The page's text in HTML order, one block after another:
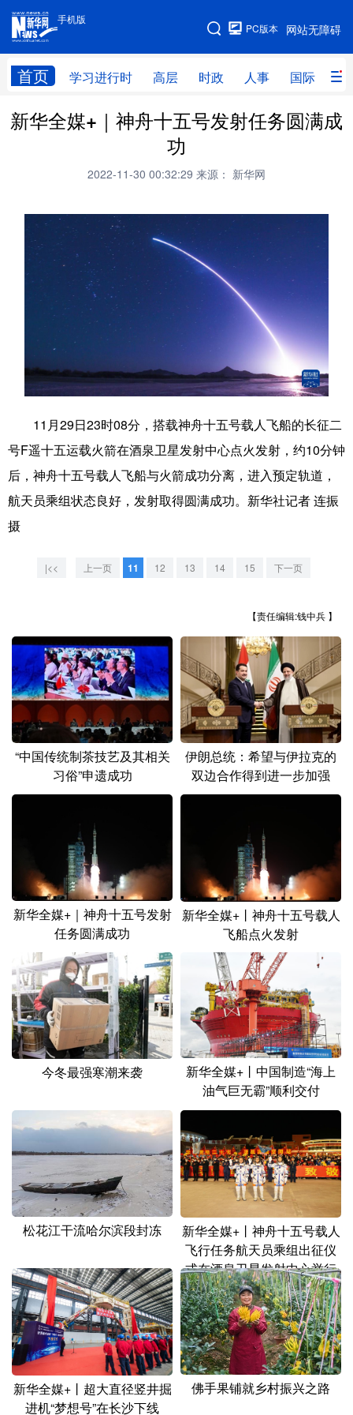
手机版
网站无障碍
PC版本
首页 学习进行时 高层 时政 人事 国际 财
手机版
网站地图
学习进行时 高层 时政 人事
全球连线
科技 科创 量子 体育
书画
视频 图片 政务
法律 中央文件 汽车
食品 数字经济
学术中国 乡村振兴 银龄 溯源中国
城市 旅游 能源 会展
彩票 娱乐 时尚 悦读
公益 一带一路 亚太网 上市公司
地方频道
山西
辽宁 吉林 上海
浙江 安徽 福建 江西
山东 河南 湖北 湖南
广东 广西 海南 重庆
四川 贵州 云南 西藏
多语种频道
English Español Français عربى
Русский язык 日本語
Deutsch Português
新华全媒+｜神舟十五号发射任务圆满成
功
2022-11-30 00:32:29 来源： 新华网
11月29日23时08分，搭载神舟十五号载人飞船的长征二
号F遥十五运载火箭在酒泉卫星发射中心点火发射，约10分钟
后，神舟十五号载人飞船与火箭成功分离，进入预定轨道，
航天员乘组状态良好，发射取得圆满成功。新华社记者 连振
摄
|<< 上一页 11 12 13 14 15 下一页
【责任编辑:钱中兵 】
“中国传统制茶技艺及其相关
习俗”申遗成功
伊朗总统：希望与伊拉克的
双边合作得到进一步加强
新华全媒+｜神舟十五号发射
任务圆满成功
新华全媒+丨神舟十五号载人
飞船点火发射
今冬最强寒潮来袭
新华全媒+丨中国制造“海上
油气巨无霸”顺利交付
松花江干流哈尔滨段封冻
新华全媒+丨神舟十五号载人
飞行任务航天员乘组出征仪
式在酒泉卫星发射中心举行
新华全媒+丨超大直径竖井掘
进机“梦想号”在长沙下线
佛手果铺就乡村振兴之路